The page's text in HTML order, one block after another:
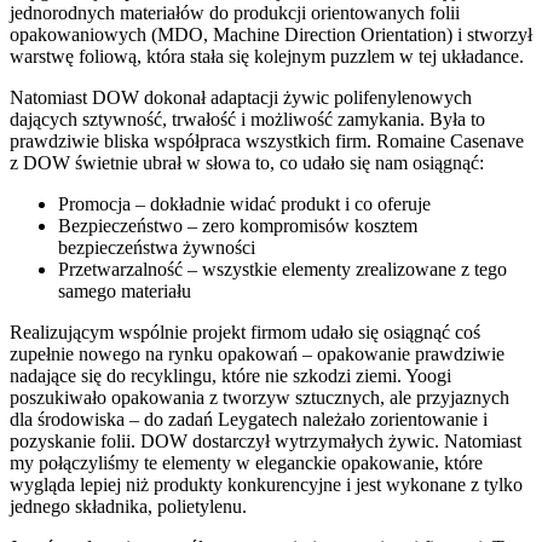
jednorodnych materiałów do produkcji orientowanych folii
opakowaniowych (MDO, Machine Direction Orientation) i stworzył
warstwę foliową, która stała się kolejnym puzzlem w tej układance.
Natomiast DOW dokonał adaptacji żywic polifenylenowych
dających sztywność, trwałość i możliwość zamykania. Była to
prawdziwie bliska współpraca wszystkich firm. Romaine Casenave
z DOW świetnie ubrał w słowa to, co udało się nam osiągnąć:
Promocja – dokładnie widać produkt i co oferuje
Bezpieczeństwo – zero kompromisów kosztem
bezpieczeństwa żywności
Przetwarzalność – wszystkie elementy zrealizowane z tego
samego materiału
Realizującym wspólnie projekt firmom udało się osiągnąć coś
zupełnie nowego na rynku opakowań – opakowanie prawdziwie
nadające się do recyklingu, które nie szkodzi ziemi. Yoogi
poszukiwało opakowania z tworzyw sztucznych, ale przyjaznych
dla środowiska – do zadań Leygatech należało zorientowanie i
pozyskanie folii. DOW dostarczył wytrzymałych żywic. Natomiast
my połączyliśmy te elementy w eleganckie opakowanie, które
wygląda lepiej niż produkty konkurencyjne i jest wykonane z tylko
jednego składnika, polietylenu.